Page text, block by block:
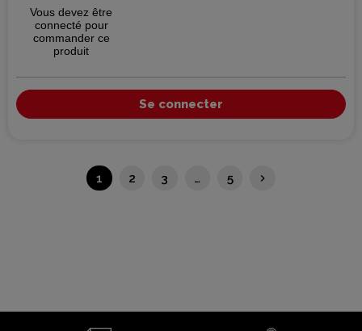
Vous devez être
connecté pour
commander ce
produit
Se connecter
1 2 3 … 5 keyboard_arrow_right